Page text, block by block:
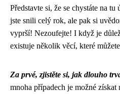
Představte si, že se chystáte na
jste snili celý rok, ale pak si
vyprší! Nezoufejte! I když je
existuje několik věcí, které
Za prvé, zjistěte si, jak dlouho
mnoha případech je možné získat